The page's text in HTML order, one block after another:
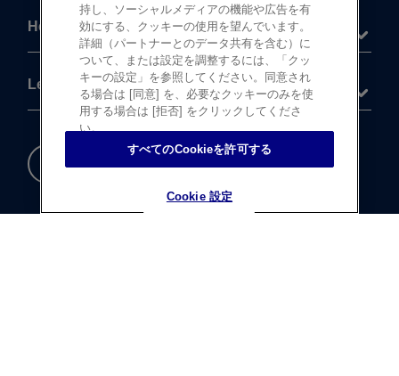
Help
Legal
重要な​安全情報
持し、ソーシャルメディアの機能や広告を有
効にする、クッキーの使用を望んでいます。
詳細（パートナーとのデータ共有を含む）に
ついて、または設定を調整するには、「クッ
キーの設定」を参照してください。同意され
る場合は [同意] を、必要なクッキーのみを使
用する場合は [拒否] をクリックしてくださ
い。
Cookie 設定
すべてのCookieを許可する